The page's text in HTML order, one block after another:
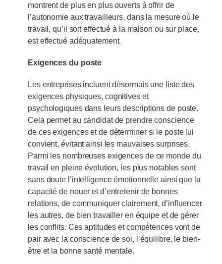
montrent de plus en plus ouverts à offrir de
l’autonomie aux travailleurs, dans la mesure où le
travail, qu’il soit effectué à la maison ou sur place,
est effectué adéquatement.
Exigences du poste
Les entreprises incluent désormais une liste des
exigences physiques, cognitives et
psychologiques dans leurs descriptions de poste.
Cela permet au candidat de prendre conscience
de ces exigences et de déterminer si le poste lui
convient, évitant ainsi les mauvaises surprises.
Parmi les nombreuses exigences de ce monde du
travail en pleine évolution, les plus notables sont
sans doute l’intelligence émotionnelle ainsi que la
capacité de nouer et d’entretenir de bonnes
relations, de communiquer clairement, d’influencer
les autres, de bien travailler en équipe et de gérer
les conflits. Ces aptitudes et compétences vont de
pair avec la conscience de soi, l’équilibre, le bien-
être et la bonne santé mentale.